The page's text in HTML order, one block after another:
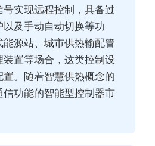
实现远程控制，具备过
及手动自动切换等功
源站、城市供热输配管
装置等场合，这类控制设
。随着智慧供热概念的
信功能的智能型控制器市